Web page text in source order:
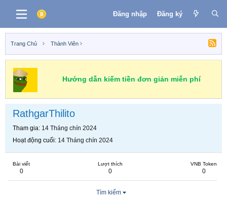
Đăng nhập Đăng ký
Trang Chủ Thành Viên
Hướng dẫn kiếm tiền đơn giản miễn phí
RathgarThilito
Tham gia 14 Tháng chín 2024
Hoạt động cuối 14 Tháng chín 2024
Bài viết
0
Lượt thích
0
VNB Token
0
Tìm kiếm